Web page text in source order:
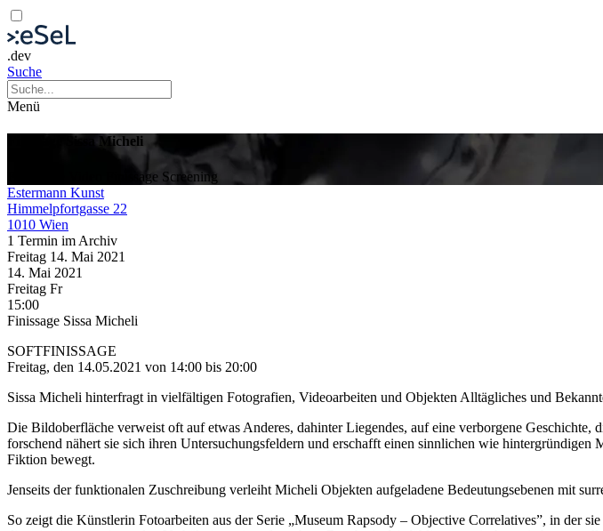
.dev
Suche
Menü
Finissage Sissa Micheli
Finissage Screening
Estermann Kunst
Himmelpfortgasse 22
1010 Wien
1 Termin im Archiv
Freitag 14. Mai 2021
14. Mai 2021
Freitag Fr
15:00
Finissage Sissa Micheli
SOFTFINISSAGE
Freitag, den 14.05.2021 von 14:00 bis 20:00
Sissa Micheli hinterfragt in vielfältigen Fotografien, Videoarbeiten und Objekten Alltägliches und
Die Bildoberfläche verweist oft auf etwas Anderes, dahinter Liegendes, auf eine verborgene Geschichte,
forschend nähert sie sich ihren Untersuchungsfeldern und erschafft einen sinnlichen wie hintergründigen
Fiktion bewegt.
Jenseits der funktionalen Zuschreibung verleiht Micheli Objekten aufgeladene Bedeutungsebenen mit
So zeigt die Künstlerin Fotoarbeiten aus der Serie „Museum Rapsody – Objective Correlatives”, in der